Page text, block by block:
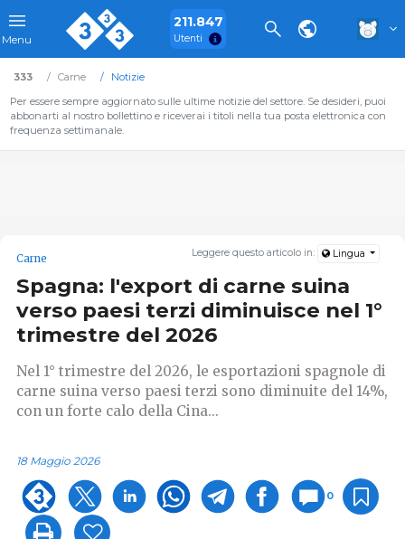
Menu
211.847
Utenti
333 Carne
Notizie
Per essere sempre aggiornato sulle ultime notizie del settore. Se desideri, puoi
abbonarti al nostro bollettino e riceverai i titoli nella tua posta elettronica con
frequenza settimanale.
Leggere questo articolo in: Lingua
Carne
Spagna: l'export di carne suina
verso paesi terzi diminuisce nel 1°
trimestre del 2026
Nel 1° trimestre del 2026, le esportazioni spagnole di
carne suina verso paesi terzi sono diminuite del 14%,
con un forte calo della Cina...
18 Maggio 2026
0